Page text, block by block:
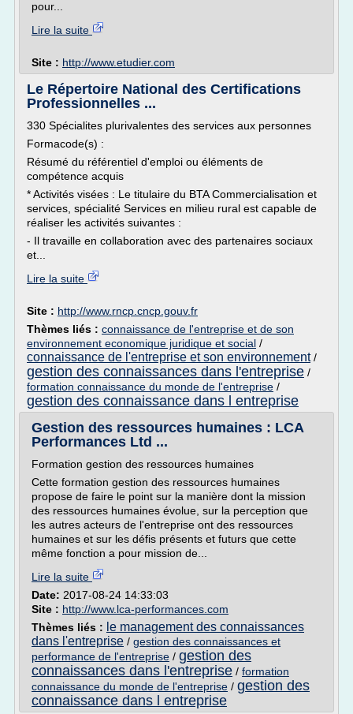
pour...
Lire la suite
Site : http://www.etudier.com
Le Répertoire National des Certifications
Professionnelles ...
330 Spécialites plurivalentes des services aux personnes
Formacode(s) :
Résumé du référentiel d'emploi ou éléments de
compétence acquis
* Activités visées : Le titulaire du BTA Commercialisation et
services, spécialité Services en milieu rural est capable de
réaliser les activités suivantes :
- Il travaille en collaboration avec des partenaires sociaux
et...
Lire la suite
Site : http://www.rncp.cncp.gouv.fr
Thèmes liés : connaissance de l'entreprise et de son
environnement economique juridique et social /
connaissance de l'entreprise et son environnement/
gestion des connaissances dans l'entreprise /
formation connaissance du monde de l'entreprise /
gestion des connaissance dans l entreprise
Gestion des ressources humaines : LCA
Performances Ltd ...
Formation gestion des ressources humaines
Cette formation gestion des ressources humaines
propose de faire le point sur la manière dont la mission
des ressources humaines évolue, sur la perception que
les autres acteurs de l'entreprise ont des ressources
humaines et sur les défis présents et futurs que cette
même fonction a pour mission de...
Lire la suite
Date: 2017-08-24 14:33:03
Site : http://www.lca-performances.com
Thèmes liés : le management des connaissances
dans l'entreprise / gestion des connaissances et
performance de l'entreprise / gestion des
connaissances dans l'entreprise / formation
connaissance du monde de l'entreprise / gestion des
connaissance dans l entreprise